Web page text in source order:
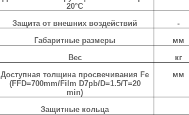
20°C
Защита от внешних воздействий -
Габаритные размеры
мм
Вес
кг
Доступная толщина просвечивания Fe
(FFD=700mm/Film D7pb/D=1.5/T=20
min)
мм
Защитные кольца